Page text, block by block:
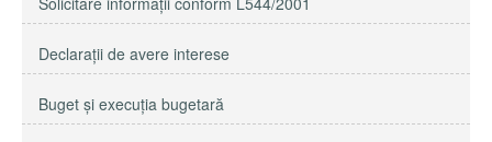
Declaraţii de avere interese
Buget şi execuţia bugetară